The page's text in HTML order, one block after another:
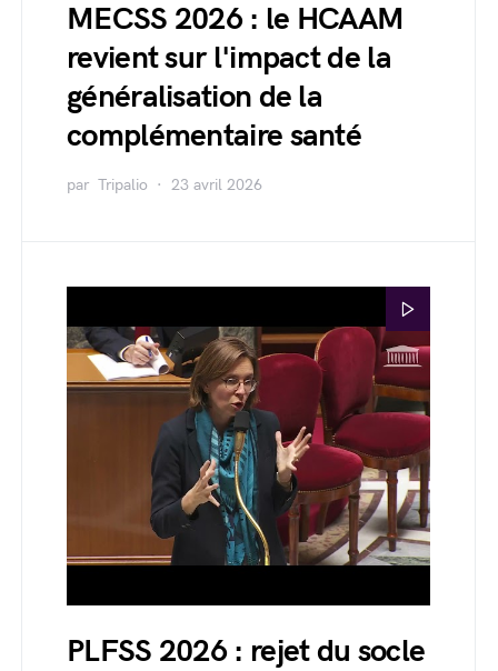
MECSS 2026 : le HCAAM
revient sur l'impact de la
généralisation de la
complémentaire santé
par Tripalio 23 avril 2026
PLFSS 2026 : rejet du socle